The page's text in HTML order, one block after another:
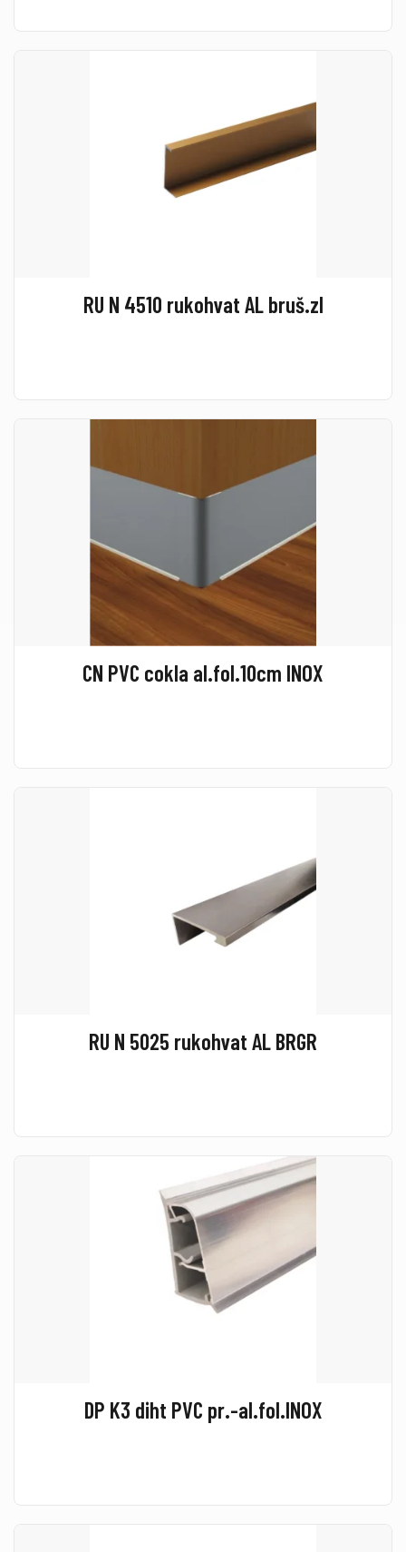
RU N 4510 rukohvat AL bruš.zl
CN PVC cokla al.fol.10cm INOX
RU N 5025 rukohvat AL BRGR
DP K3 diht PVC pr.-al.fol.INOX